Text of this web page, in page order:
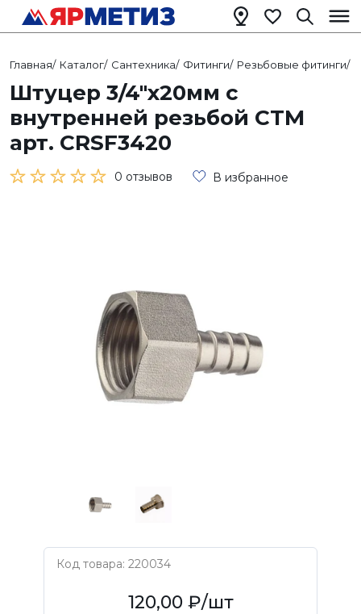
Главная/ Каталог/ Сантехника/ Фитинги/ Резьбовые фитинги/
Штуцер 3/4"х20мм с
внутренней резьбой СТМ
арт. CRSF3420
0 отзывов В избранное
Код товара: 220034
120,00 ₽/шт